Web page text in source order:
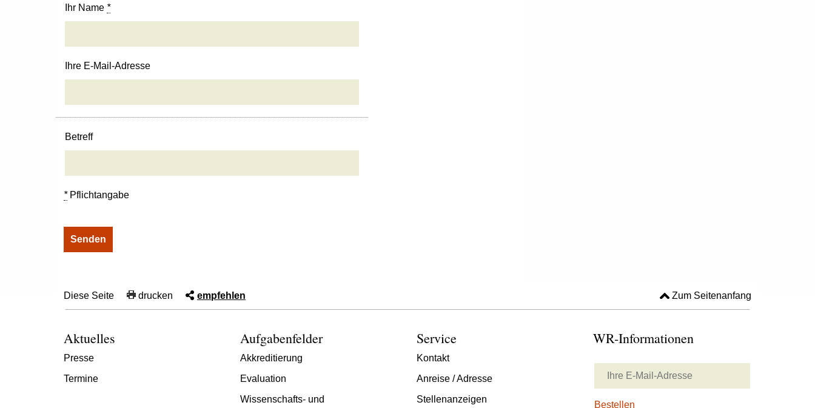
Ihr Name *
Ihre E-Mail-Adresse
Betreff
*Pflichtangabe
Diese Seite drucken empfehlen Zum Seitenanfang
Aktuelles
Presse
Termine
Aufgabenfelder
Akkreditierung
Evaluation
Wissenschafts- und
Service
Kontakt
Anreise / Adresse
Stellenanzeigen
WR-Informationen